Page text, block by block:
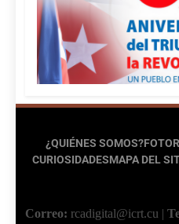
¿QUIÉNES SOMOS?
CURIOSIDADESMAPA DEL
Correo: rcadigital@icrt.cu |